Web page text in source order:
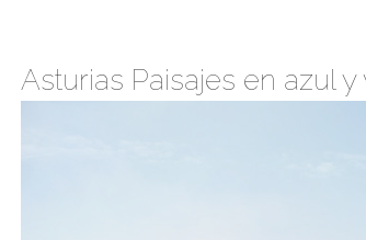
Asturias Paisajes en azul y